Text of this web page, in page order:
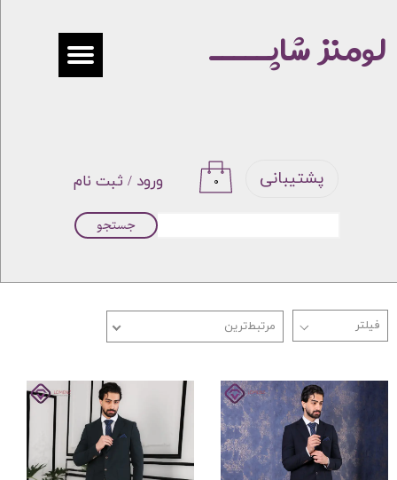
ورود / ثبت نام
حساب کاربری من
خروج از حساب کاربری
۰ پشتیبانی
جستجو
لومنز شاپـــــ
مرتبط‌ترین